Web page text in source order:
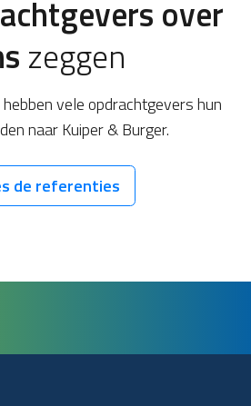
over
zeggen
vele opdrachtgevers hun
naar Kuiper & Burger.
de referenties